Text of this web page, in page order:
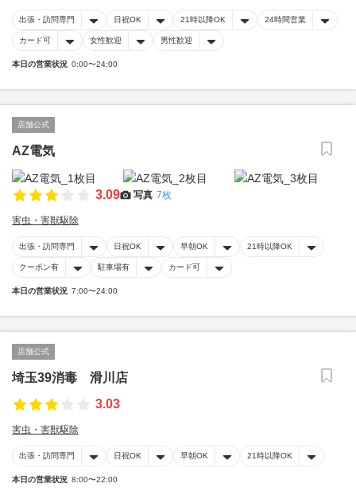
出張・訪問専門 日祝OK 21時以降OK 24時間営業
カード可 女性歓迎 男性歓迎
本日の営業状況 0:00〜24:00
店舗公式
AZ電気
3.09 写真 7枚
害虫・害獣駆除
出張・訪問専門 日祝OK 早朝OK 21時以降OK
クーポン有 駐車場有 カード可
本日の営業状況 7:00〜24:00
店舗公式
埼玉39消毒 滑川店
3.03
害虫・害獣駆除
出張・訪問専門 日祝OK 早朝OK 21時以降OK
本日の営業状況 8:00〜22:00